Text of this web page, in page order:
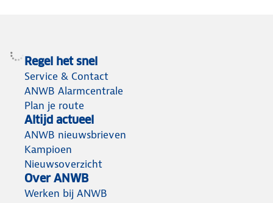
Regel het snel
Service & Contact
ANWB Alarmcentrale
Plan je route
Altijd actueel
ANWB nieuwsbrieven
Kampioen
Nieuwsoverzicht
Over ANWB
Werken bij ANWB